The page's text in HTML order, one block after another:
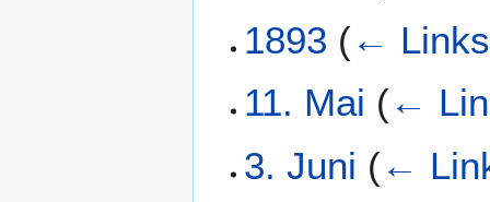
1893 (← Links
11. Mai (←
3. Juni (←